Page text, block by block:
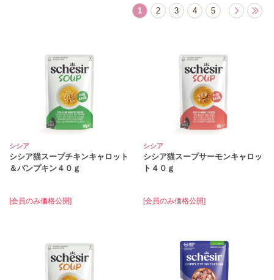
1
2 3 4 5
シシア
シシア猫スープチキンキャロット
＆パンプキン４０ｇ
[会員のみ価格公開]
シシア
シシア猫スープサーモンキャロッ
ト４０ｇ
[会員のみ価格公開]